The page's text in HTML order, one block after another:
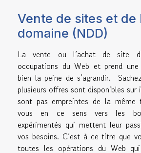
Vente de sites et de
domaine (NDD)
La vente ou l’achat de site
occupations du Web et prend
bien la peine de s’agrandir.
plusieurs offres sont disponibles
sont pas empreintes de la même
vous en ce sens vers les
expérimentés qui mettent leur
vos besoins. C’est à ce titre que
toutes les opérations du Web